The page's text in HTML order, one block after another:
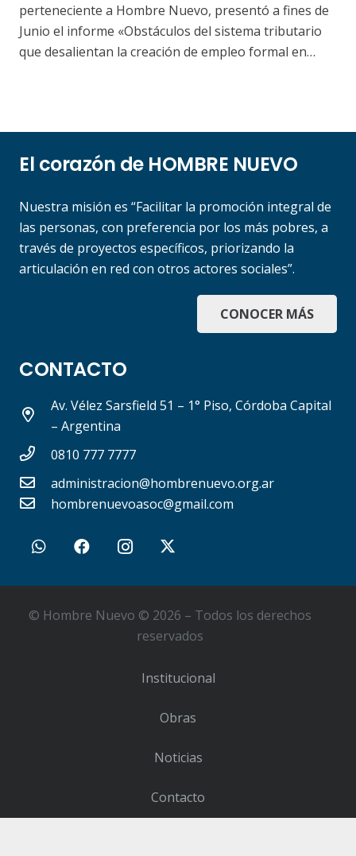
perteneciente a Hombre Nuevo, presentó a fines de
Junio el informe «Obstáculos del sistema tributario
que desalientan la creación de empleo formal en…
El corazón de HOMBRE NUEVO
Nuestra misión es “Facilitar la promoción integral de
las personas, con preferencia por los más pobres, a
través de proyectos específicos, priorizando la
articulación en red con otros actores sociales”.
CONOCER MÁS
CONTACTO
Av. Vélez Sarsfield 51 – 1° Piso, Córdoba Capital
– Argentina
0810 777 7777
administracion@hombrenuevo.org.ar
hombrenuevoasoc@gmail.com
© Hombre Nuevo © 2026 – Todos los derechos
reservados
Institucional
Obras
Noticias
Contacto